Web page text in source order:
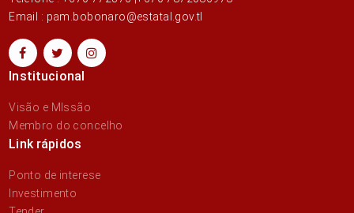
Email : pam.bobonaro@estatal.gov.tl
Institucional
Visão e MIssão
Membro do concelho
Link rápidos
Ponto de interese
Investimento